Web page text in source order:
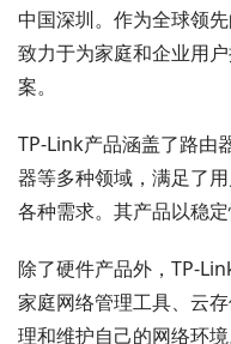
中国深圳。作为全球领
致力于为家庭和企业用
案。
TP-Link产品涵盖了路由
器等多种领域，满足了
各种需求。其产品以稳
除了硬件产品外，TP-
家庭网络管理工具、云
理和维护自己的网络环境